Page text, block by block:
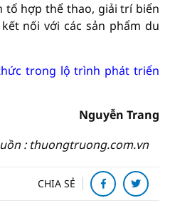
hợp thể thao, giải trí biển
nối với các sản phẩm du
trong lộ trình phát triển
Nguyễn Trang
: thuongtruong.com.vn
CHIA SẺ